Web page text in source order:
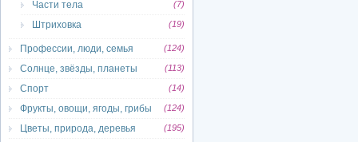
Части тела (7)
Штриховка (19)
Профессии, люди, семья (124)
Солнце, звёзды, планеты (113)
Спорт (14)
Фрукты, овощи, ягоды, грибы (124)
Цветы, природа, деревья (195)